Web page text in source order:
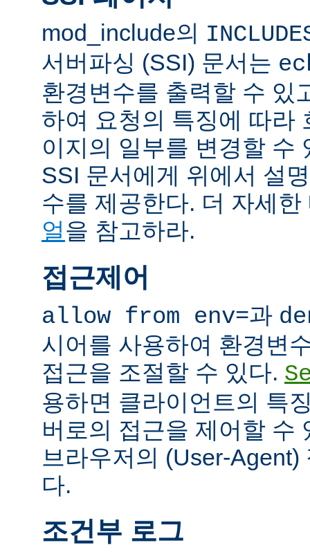
mod_include의
서버파싱 (SSI) 문서는
환경변수를 출력할 수 있
하여 요청의 특징에 따라
이지의 일부를 변경할 수
SSI 문서에게 위에서 설
수를 제공한다. 더 자세
얼을 참고하라.
접근제어
allow from env=과
시어를 사용하여 환경변
접근을 조절할 수 있다.
용하면 클라이언트의 특
버로의 접근을 제어할 수
브라우저의 (User-
다.
조건부 로그